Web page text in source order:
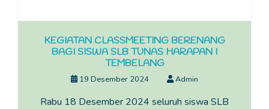
KEGIATAN CLASSMEETING BERENANG
BAGI SISWA SLB TUNAS HARAPAN I
TEMBELANG
19 Desember 2024 Admin
Rabu 18 Desember 2024 seluruh siswa SLB